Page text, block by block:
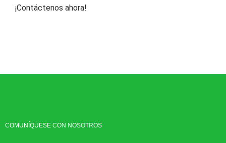
¡Contáctenos ahora!
COMUNÍQUESE CON NOSOTROS